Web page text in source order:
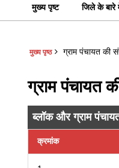
मुख्य पृष्ट जिले के बारे
मुख्य पृष्ठ ग्राम पंचायत की
ग्राम पंचायत
ब्लॉक और ग्राम
क्रमांक